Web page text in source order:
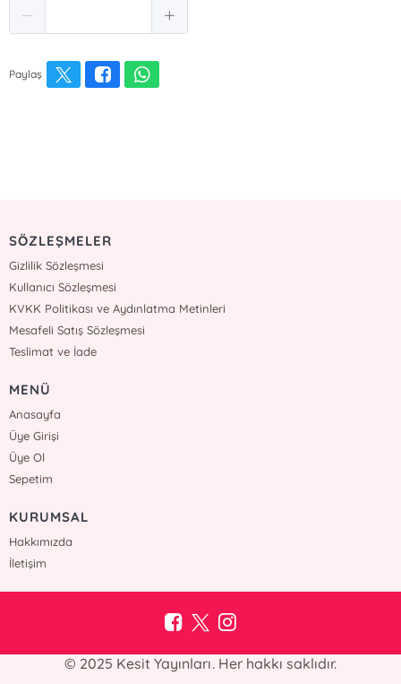
Paylaş
SÖZLEŞMELER
Gizlilik Sözleşmesi
Kullanıcı Sözleşmesi
KVKK Politikası ve Aydınlatma Metinleri
Mesafeli Satış Sözleşmesi
Teslimat ve İade
MENÜ
Anasayfa
Üye Girişi
Üye Ol
Sepetim
KURUMSAL
Hakkımızda
İletişim
© 2025 Kesit Yayınları. Her hakkı saklıdır.